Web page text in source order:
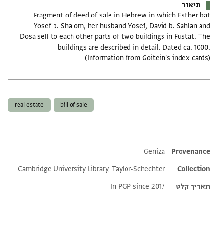
תיאור
Fragment of deed of sale in Hebrew in which Esther bat
Yosef b. Shalom, her husband Yosef, David b. Sahlan and
Dosa sell to each other parts of two buildings in Fustat. The
buildings are described in detail. Dated ca. 1000.
(Information from Goitein's index cards)
bill of sale
real estate
Additional metadata
Provenance
Geniza
Collection
Cambridge University Library, Taylor-Schechter
תאריך קלט
In PGP since 2017